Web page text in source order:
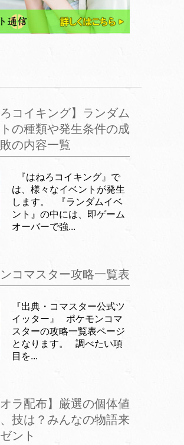
ろコイキング】ランダム
の種類や発生条件の成
の内容一覧
『はねろコイキング』で
は、様々なイベントが発生
します。 『ランダムイベ
ント』の中には、即ゲーム
オーバーで強...
コマスター攻略一覧表
『出典・コマスター公式ツ
イッター』 ポケモンコマ
スターの攻略一覧表ページ
となります。 調べたい項
目を...
オラ配布】厳選の個体値
技は？みんなの物語来
ント